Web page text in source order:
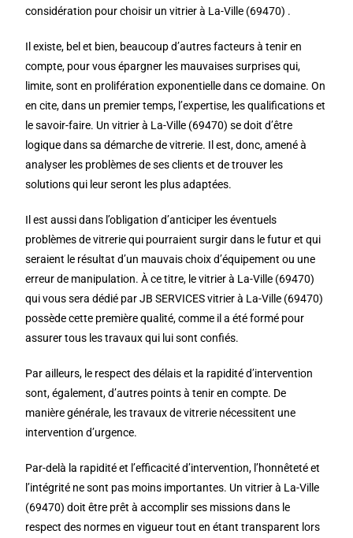
considération pour choisir un vitrier à La-Ville (69470) .
Il existe, bel et bien, beaucoup d’autres facteurs à tenir en
compte, pour vous épargner les mauvaises surprises qui,
limite, sont en prolifération exponentielle dans ce domaine. On
en cite, dans un premier temps, l’expertise, les qualifications et
le savoir-faire. Un vitrier à La-Ville (69470) se doit d’être
logique dans sa démarche de vitrerie. Il est, donc, amené à
analyser les problèmes de ses clients et de trouver les
solutions qui leur seront les plus adaptées.
Il est aussi dans l’obligation d’anticiper les éventuels
problèmes de vitrerie qui pourraient surgir dans le futur et qui
seraient le résultat d’un mauvais choix d’équipement ou une
erreur de manipulation. À ce titre, le vitrier à La-Ville (69470)
qui vous sera dédié par JB SERVICES vitrier à La-Ville (69470)
possède cette première qualité, comme il a été formé pour
assurer tous les travaux qui lui sont confiés.
Par ailleurs, le respect des délais et la rapidité d’intervention
sont, également, d’autres points à tenir en compte. De
manière générale, les travaux de vitrerie nécessitent une
intervention d’urgence.
Par-delà la rapidité et l’efficacité d’intervention, l’honnêteté et
l’intégrité ne sont pas moins importantes. Un vitrier à La-Ville
(69470) doit être prêt à accomplir ses missions dans le
respect des normes en vigueur tout en étant transparent lors